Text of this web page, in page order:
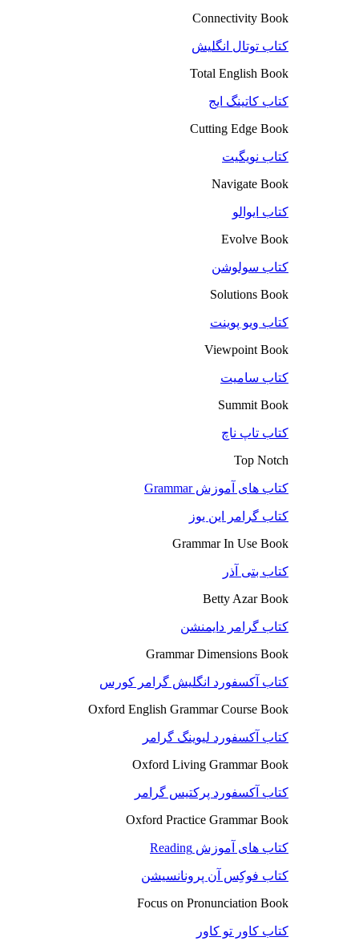
Connectivity Book
کتاب توتال انگلیش
Total English Book
کتاب کاتینگ ایج
Cutting Edge Book
کتاب نویگیت
Navigate Book
کتاب ایوالو
Evolve Book
کتاب سولوشن
Solutions Book
کتاب ویو پوینت
Viewpoint Book
کتاب سامیت
Summit Book
کتاب تاپ ناچ
Top Notch
کتاب های آموزش Grammar
کتاب گرامر این یوز
Grammar In Use Book
کتاب بتی آذر
Betty Azar Book
کتاب گرامر دایمنشن
Grammar Dimensions Book
کتاب آکسفورد انگلیش گرامر کورس
Oxford English Grammar Course Book
کتاب آکسفورد لیوینگ گرامر
Oxford Living Grammar Book
کتاب آکسفورد پرکتیس گرامر
Oxford Practice Grammar Book
کتاب های آموزش Reading
کتاب فوکِس آن پرونانسیشن
Focus on Pronunciation Book
کتاب کاور تو کاور